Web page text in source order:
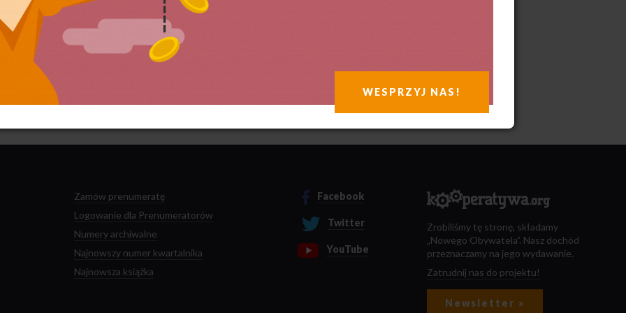
są dane Twoich komentarzy.
Zamów prenumeratę
Logowanie dla Prenumeratorów
Numery archiwalne
Najnowszy numer kwartalnika
Najnowsza książka
Facebook
Twitter
YouTube
Zrobiliśmy tę stronę, składamy
„Nowego Obywatela”. Nasz dochód
przeznaczamy na jego wydawanie.
Zatrudnij nas do projektu!
Newsletter »
WESPRZYJ NAS!